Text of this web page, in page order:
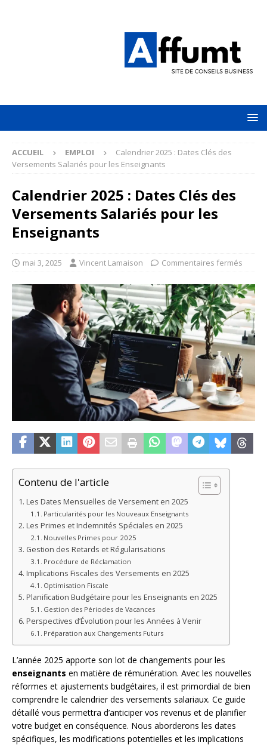
ACCUEIL EMPLOI
Calendrier 2025 : Dates Clés des
Versements Salariés pour les Enseignants
Calendrier 2025 : Dates Clés des
Versements Salariés pour les
Enseignants
mai 3, 2025 Vincent Lamaison Commentaires fermés
Contenu de l'article
Les Dates Mensuelles de Versement en 2025
Particularités pour les Nouveaux Enseignants
Les Primes et Indemnités Spéciales en 2025
Nouvelles Primes pour 2025
Gestion des Retards et Régularisations
Procédure de Réclamation
Implications Fiscales des Versements en 2025
Optimisation Fiscale
Planification Budgétaire pour les Enseignants en 2025
Gestion des Périodes de Vacances
Perspectives d’Évolution pour les Années à Venir
Préparation aux Changements Futurs
L’année 2025 apporte son lot de changements pour les
enseignants en matière de rémunération. Avec les nouvelles
réformes et ajustements budgétaires, il est primordial de bien
comprendre le calendrier des versements salariaux. Ce guide
détaillé vous permettra d’anticiper vos revenus et de planifier
votre budget en conséquence. Nous aborderons les dates
spécifiques, les modifications potentielles et les implications